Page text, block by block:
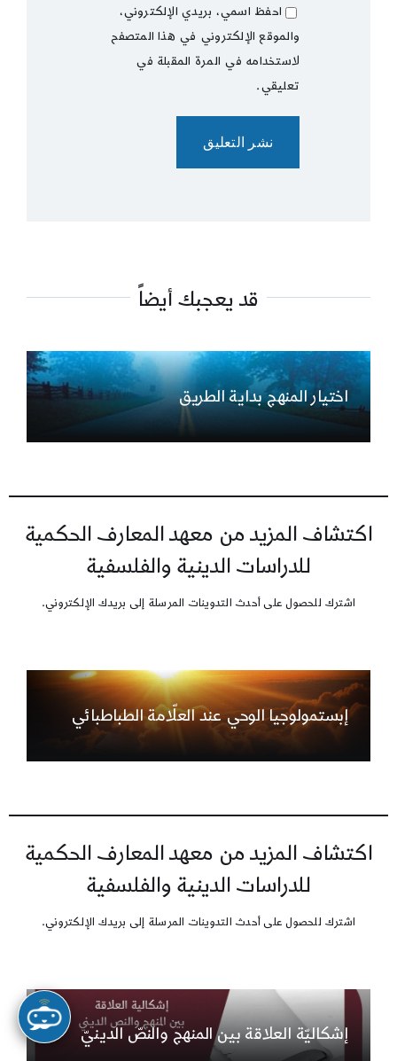
احفظ اسمي، بريدي الإلكتروني،
والموقع الإلكتروني في هذا المتصفح
لاستخدامه في المرة المقبلة في
تعليقي.
قد يعجبك أيضاً
اختيار المنهج بداية الطريق
اكتشاف المزيد من معهد المعارف الحكمية
للدراسات الدينية والفلسفية
اشترك للحصول على أحدث التدوينات المرسلة إلى بريدك الإلكتروني.
إبستمولوجيا الوحي عند العلّامة الطباطبائي
اكتشاف المزيد من معهد المعارف الحكمية
للدراسات الدينية والفلسفية
اشترك للحصول على أحدث التدوينات المرسلة إلى بريدك الإلكتروني.
إشكاليّة العلاقة بين المنهج والنصّ الدينيّ